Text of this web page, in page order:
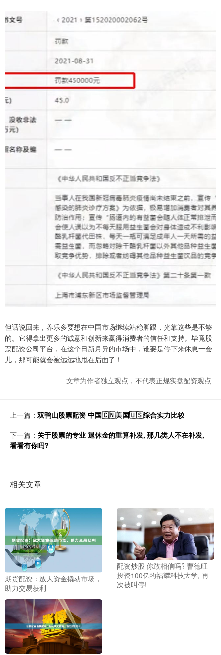
但话说回来，养乐多要想在中国市场继续站稳脚跟，光靠这些是不够
的。它得拿出更多的诚意和创新来赢得消费者的信任和支持。毕竟股
票配资公司平台，在这个日新月异的市场中，谁要是停下来休息一会
儿，那可能就会被远远地甩在后面了！
文章为作者独立观点，不代表正规实盘配资观点
上一篇： 双鸭山股票配资 中国🇨🇳美国🇺🇸综合实力比较
下一篇： 关于股票的专业 退休金的重算补发, 那几类人不在补发,
看看有你吗?
相关文章
期货配资：放大资金撬动市场，
助力交易获利
配资炒股 你敢相信吗? 曹德旺
投资100亿的福耀科技大学, 再
次被叫停!